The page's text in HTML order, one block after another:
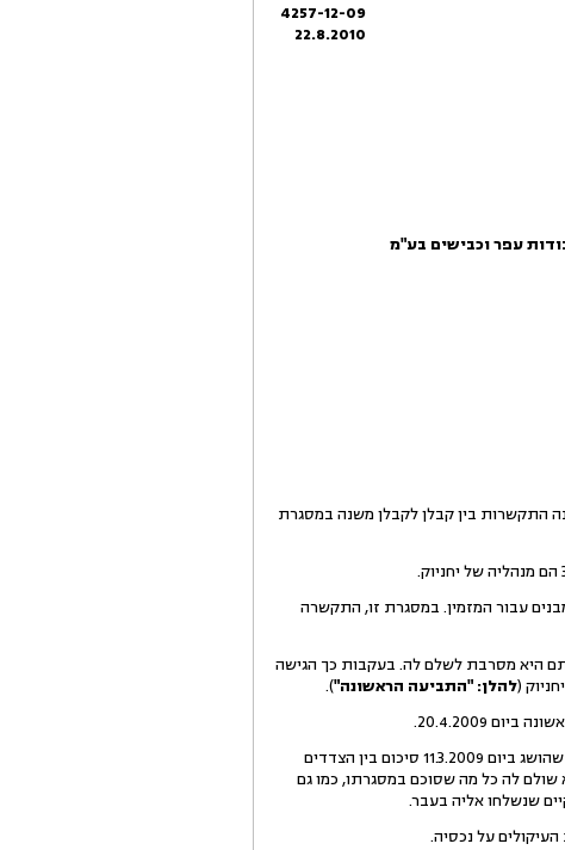
4257-12-09
22.8.2010
3,571,685 ₪, וזאת להבטחת תביעה שעניינה התקשרות בין קבלן לקבלן משנה במסגרת
עבור המזמין. במסגרת זו, התקשרה
אותם היא מסרבת לשלם לה. בעקבות כך הגישה
להלן: "התביעה הראשונה").
6.אלומים טוענת כיום כי העיקול במסגרת התביעה הראשונה בוטל רק בעקבות תחנוניו של מנהל יחניוק, ולאחר שהושג ביום 11.3.2009 סיכום בין הצדדים
שולם לה כל מה שסוכם במסגרתו, כמו גם